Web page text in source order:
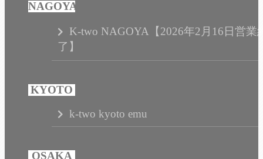
K-two NAGOYA【2026年2月16日営業
了】
k-two kyoto emu